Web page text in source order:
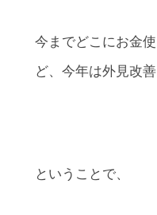
今までどこにお金
ど、今年は外見改
ということで、